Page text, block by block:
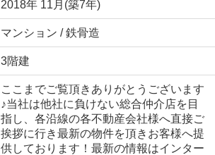
2018年 11月(築7年)
マンション / 鉄骨造
3階建
ここまでご覧頂きありがとうございます
♪当社は他社に負けない総合仲介店を目
指し、各沿線の各不動産会社様へ直接ご
挨拶に行き最新の物件を頂きお客様へ提
供しております！最新の情報はインター